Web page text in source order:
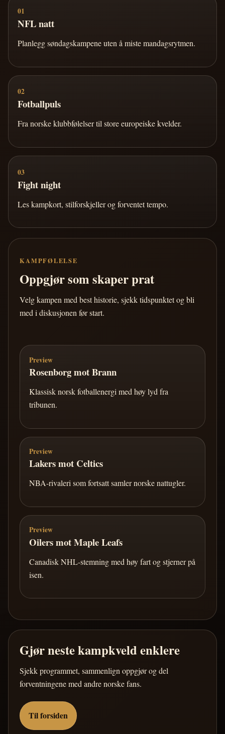
01
NFL natt
Planlegg søndagskampene uten å miste mandagsrytmen.
02
Fotballpuls
Fra norske klubbfølelser til store europeiske kvelder.
03
Fight night
Les kampkort, stilforskjeller og forventet tempo.
KAMPFØLELSE
Oppgjør som skaper prat
Velg kampen med best historie, sjekk tidspunktet og bli
med i diskusjonen før start.
Preview
Rosenborg mot Brann
Klassisk norsk fotballenergi med høy lyd fra
tribunen.
Preview
Lakers mot Celtics
NBA-rivaleri som fortsatt samler norske nattugler.
Preview
Oilers mot Maple Leafs
Canadisk NHL-stemning med høy fart og stjerner på
isen.
Gjør neste kampkveld enklere
Sjekk programmet, sammenlign oppgjør og del
forventningene med andre norske fans.
Til forsiden